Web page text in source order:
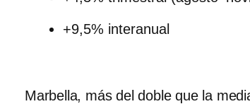
+9,5% interanual
Marbella, más del doble que la